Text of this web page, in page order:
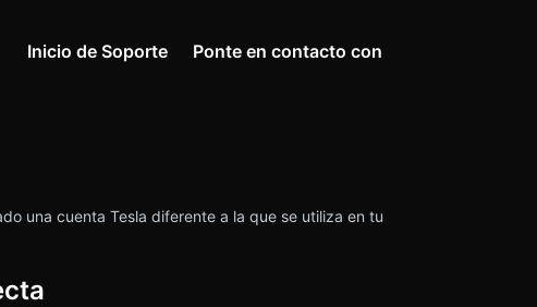
Inicio de Soporte Ponte en contacto con
una cuenta Tesla diferente a la que se utiliza en tu